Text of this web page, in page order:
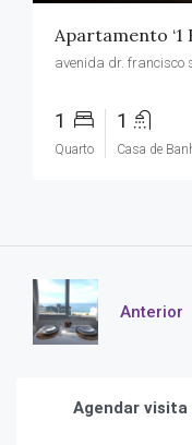
Apartamento ‘1
avenida dr. francisco
1
Quarto
1
Casa de
Anterior
Agendar visita